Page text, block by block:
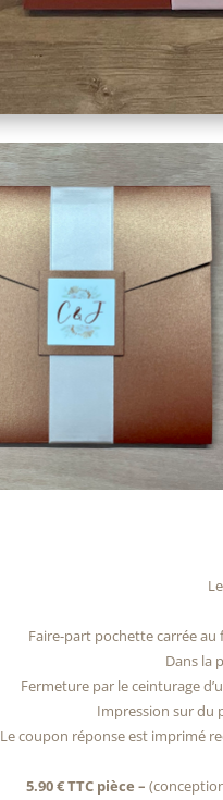
Faire-part pochette carrée
Dans la
Fermeture par le ceinturage
Impression sur du
Le coupon réponse est imprimé
5.90 € TTC pièce –